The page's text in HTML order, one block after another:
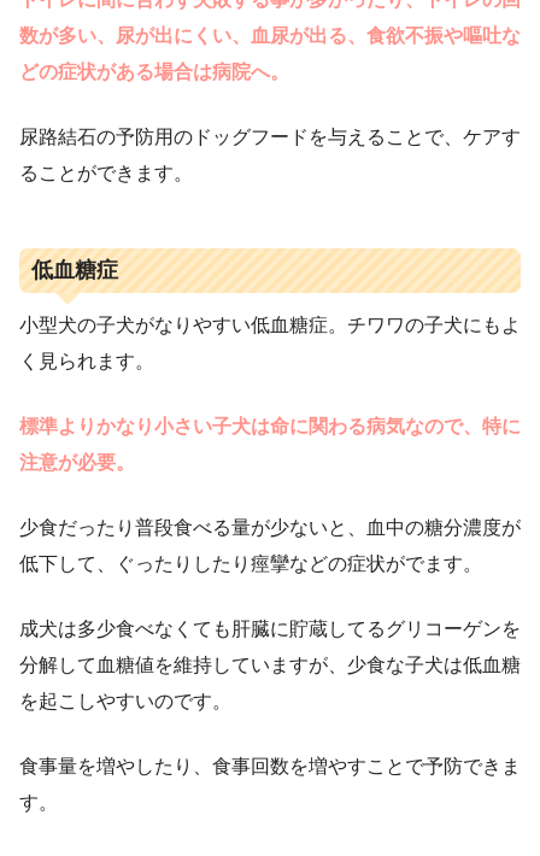
数が多い、尿が出にくい、血尿が出る、食欲不振や嘔吐な
どの症状がある場合は病院へ。
尿路結石の予防用のドッグフードを与えることで、ケアす
ることができます。
低血糖症
小型犬の子犬がなりやすい低血糖症。チワワの子犬にもよ
く見られます。
標準よりかなり小さい子犬は命に関わる病気なので、特に
注意が必要。
少食だったり普段食べる量が少ないと、血中の糖分濃度が
低下して、ぐったりしたり痙攣などの症状がでます。
成犬は多少食べなくても肝臓に貯蔵してるグリコーゲンを
分解して血糖値を維持していますが、少食な子犬は低血糖
を起こしやすいのです。
食事量を増やしたり、食事回数を増やすことで予防できま
す。